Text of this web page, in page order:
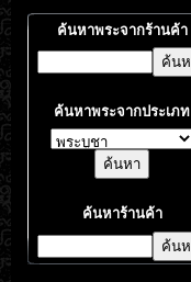
ค้นหาพระจากร้านค้า
ค้นหาพระจากประเภท
ค้นหาร้านค้า